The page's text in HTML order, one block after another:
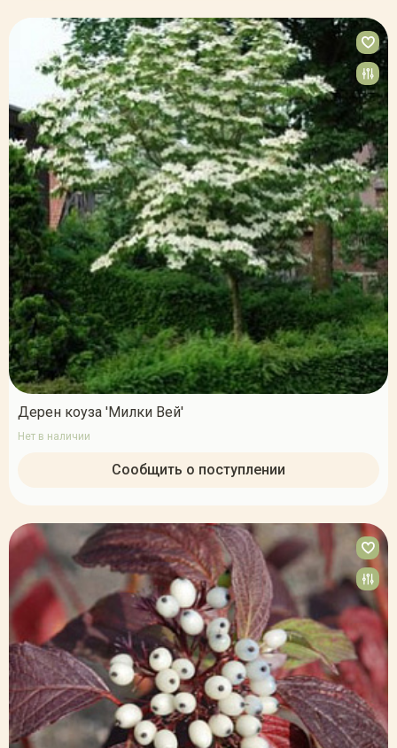
Дерен коуза 'Милки Вей'
Нет в наличии
Сообщить о поступлении